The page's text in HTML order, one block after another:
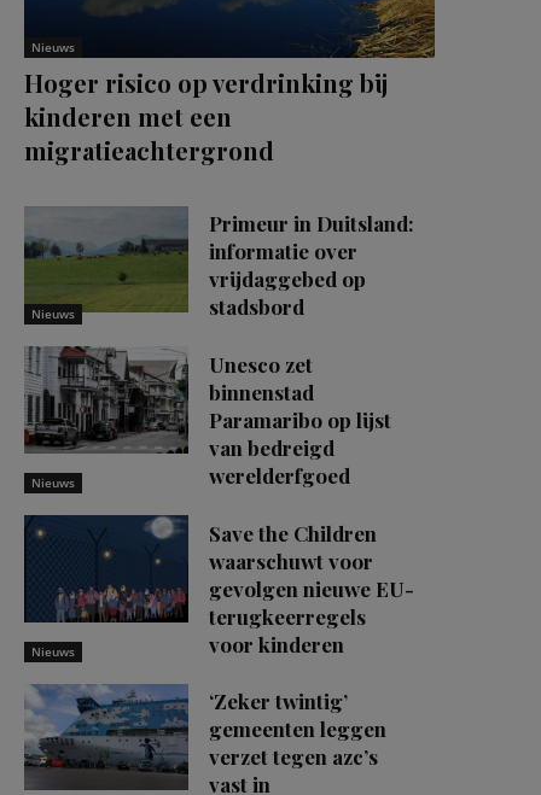
Nieuws
Hoger risico op verdrinking bij
kinderen met een
migratieachtergrond
Nieuws
Primeur in Duitsland:
informatie over
vrijdaggebed op
stadsbord
Nieuws
Unesco zet
binnenstad
Paramaribo op lijst
van bedreigd
werelderfgoed
Nieuws
Save the Children
waarschuwt voor
gevolgen nieuwe EU-
terugkeerregels
voor kinderen
‘Zeker twintig’
gemeenten leggen
verzet tegen azc’s
vast in